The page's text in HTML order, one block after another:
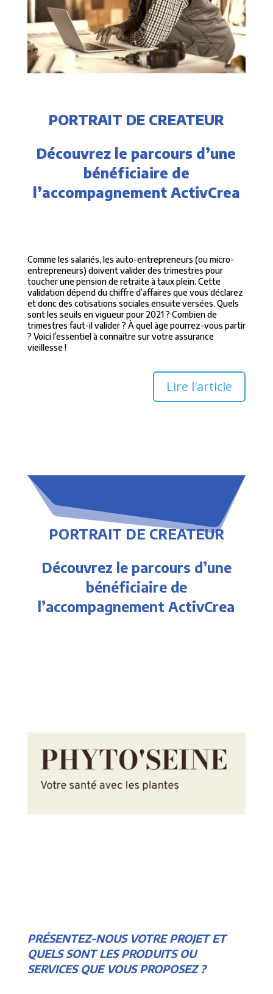
PORTRAIT DE CREATEUR
Découvrez le parcours d’une
bénéficiaire de
l’accompagnement ActivCrea
Comme les salariés, les auto-entrepreneurs (ou micro-
entrepreneurs) doivent valider des trimestres pour
toucher une pension de retraite à taux plein. Cette
validation dépend du chiffre d’affaires que vous déclarez
et donc des cotisations sociales ensuite versées. Quels
sont les seuils en vigueur pour 2021 ? Combien de
trimestres faut-il valider ? À quel âge pourrez-vous partir
? Voici l’essentiel à connaître sur votre assurance
vieillesse !
Lire l'article
PORTRAIT DE CREATEUR
Découvrez le parcours d’une
bénéficiaire de
l’accompagnement ActivCrea
PRÉSENTEZ-NOUS VOTRE PROJET ET
QUELS SONT LES PRODUITS OU
SERVICES QUE VOUS PROPOSEZ ?